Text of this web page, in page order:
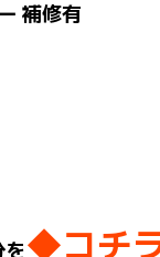
補修有
◆コチ